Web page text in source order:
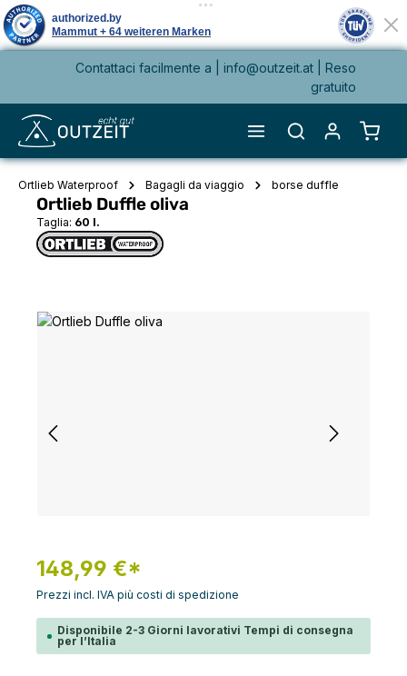
principaleContattaci facilmente a | info@outzeit.at
| Reso
gratuito
Il
Ortlieb Waterproof Bagagli da viaggio borse duffle
Ortlieb Duffle oliva
Taglia: 60 l.
Salta la galleria di immagini
148,99 €*
Prezzi incl. IVA più costi di spedizione
Disponibile 2-3 Giorni lavorativi Tempi di consegna
per l’Italia